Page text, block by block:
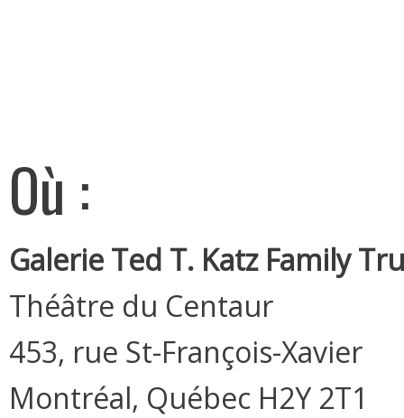
Où :
Galerie Ted T. Katz Family
Théâtre du Centaur
453, rue St-François-Xavier
Montréal, Québec H2Y 2T1